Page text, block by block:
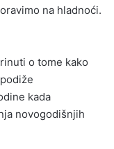
na hladnoći.
o tome kako
kada
novogodišnjih